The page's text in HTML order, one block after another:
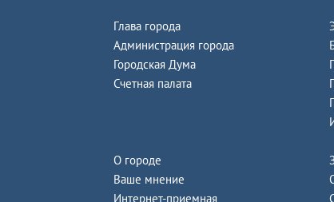
Глава города
Администрация города
Городская Дума
Счетная палата
О городе
Ваше мнение
Интернет-приемная